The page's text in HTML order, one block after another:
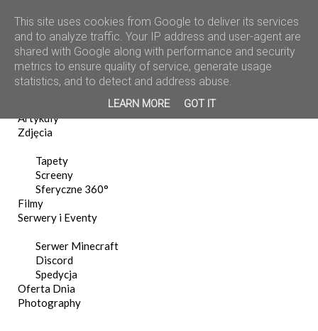
Home
Artykuły
Zdjęcia
Tapety
Screeny
Sferyczne 360°
Filmy
Serwery i Eventy
Serwer Minecraft
Discord
Spedycja
Oferta Dnia
Photography
This site uses cookies from Google to deliver its services
and to analyze traffic. Your IP address and user-agent are
shared with Google along with performance and security
metrics to ensure quality of service, generate usage
statistics, and to detect and address abuse.
LEARN MORE GOT IT